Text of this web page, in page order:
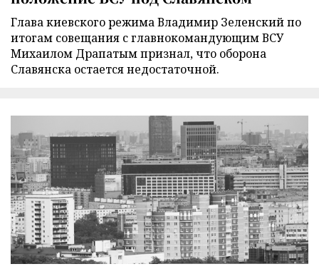
Глава киевского режима Владимир Зеленский по
итогам совещания с главнокомандующим ВСУ
Михаилом Драпатым признал, что оборона
Славянска остается недостаточной.